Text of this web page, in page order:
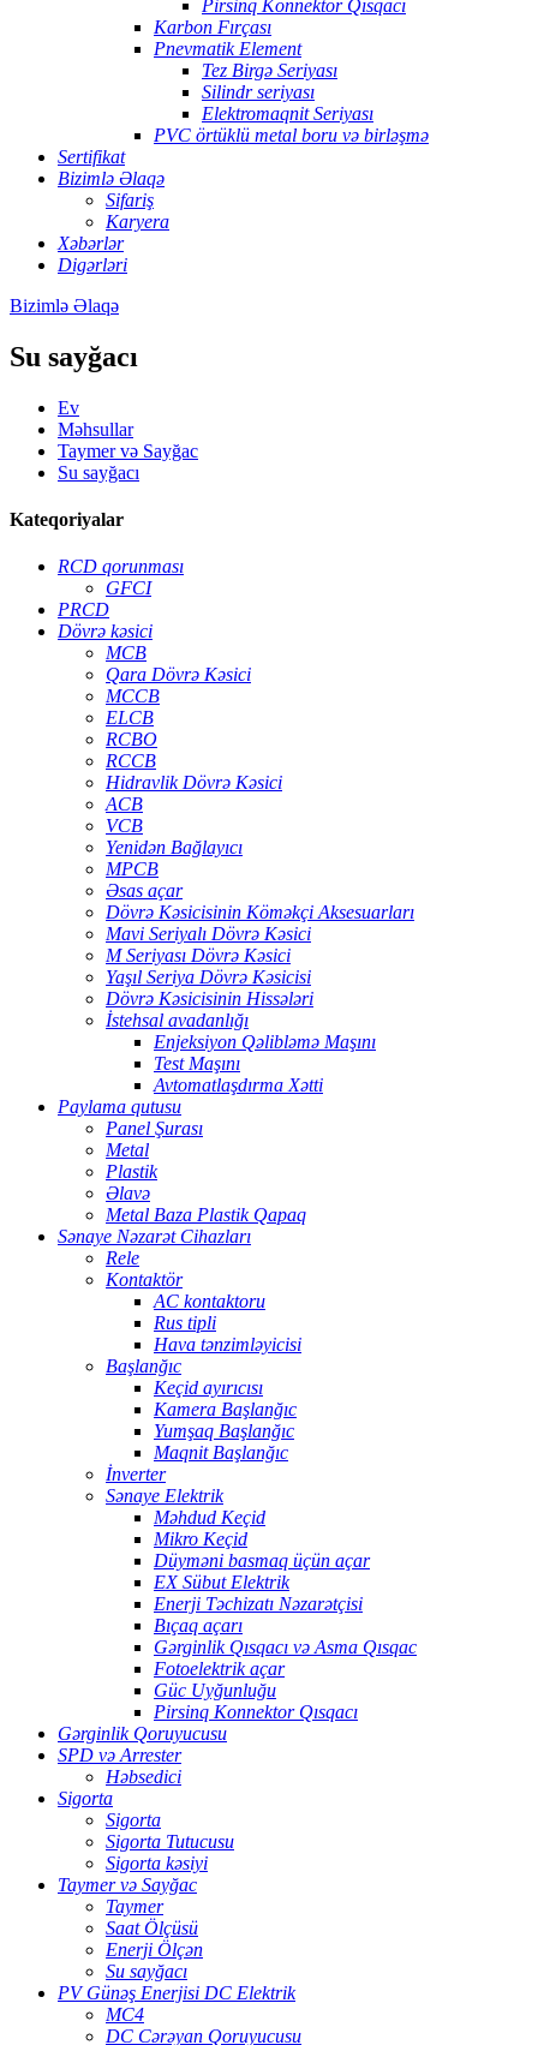
Pirsinq Konnektor Qısqacı
Karbon Fırçası
Pnevmatik Element
Tez Birgə Seriyası
Silindr seriyası
Elektromaqnit Seriyası
PVC örtüklü metal boru və birləşmə
Sertifikat
Bizimlə Əlaqə
Sifariş
Karyera
Xəbərlər
Digərləri
Bizimlə Əlaqə
Su sayğacı
Ev
Məhsullar
Taymer və Sayğac
Su sayğacı
Kateqoriyalar
RCD qorunması
GFCI
PRCD
Dövrə kəsici
MCB
Qara Dövrə Kəsici
MCCB
ELCB
RCBO
RCCB
Hidravlik Dövrə Kəsici
ACB
VCB
Yenidən Bağlayıcı
MPCB
Əsas açar
Dövrə Kəsicisinin Köməkçi Aksesuarları
Mavi Seriyalı Dövrə Kəsici
M Seriyası Dövrə Kəsici
Yaşıl Seriya Dövrə Kəsicisi
Dövrə Kəsicisinin Hissələri
İstehsal avadanlığı
Enjeksiyon Qəlibləmə Maşını
Test Maşını
Avtomatlaşdırma Xətti
Paylama qutusu
Panel Şurası
Metal
Plastik
Əlavə
Metal Baza Plastik Qapaq
Sənaye Nəzarət Cihazları
Rele
Kontaktör
AC kontaktoru
Rus tipli
Hava tənzimləyicisi
Başlanğıc
Keçid ayırıcısı
Kamera Başlanğıc
Yumşaq Başlanğıc
Maqnit Başlanğıc
İnverter
Sənaye Elektrik
Məhdud Keçid
Mikro Keçid
Düyməni basmaq üçün açar
EX Sübut Elektrik
Enerji Təchizatı Nəzarətçisi
Bıçaq açarı
Gərginlik Qısqacı və Asma Qısqac
Fotoelektrik açar
Güc Uyğunluğu
Pirsinq Konnektor Qısqacı
Gərginlik Qoruyucusu
SPD və Arrester
Həbsedici
Sigorta
Sigorta
Sigorta Tutucusu
Sigorta kəsiyi
Taymer və Sayğac
Taymer
Saat Ölçüsü
Enerji Ölçən
Su sayğacı
PV Günəş Enerjisi DC Elektrik
MC4
DC Cərəyan Qoruyucusu